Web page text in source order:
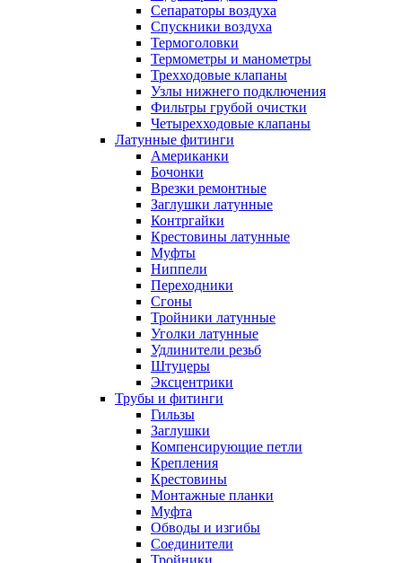
Сепараторы воздуха
Спускники воздуха
Термоголовки
Термометры и манометры
Трехходовые клапаны
Узлы нижнего подключения
Фильтры грубой очистки
Четырехходовые клапаны
Латунные фитинги
Американки
Бочонки
Врезки ремонтные
Заглушки латунные
Контргайки
Крестовины латунные
Муфты
Ниппели
Переходники
Сгоны
Тройники латунные
Уголки латунные
Удлинители резьб
Штуцеры
Эксцентрики
Трубы и фитинги
Гильзы
Заглушки
Компенсирующие петли
Крепления
Крестовины
Монтажные планки
Муфта
Обводы и изгибы
Соединители
Тройники